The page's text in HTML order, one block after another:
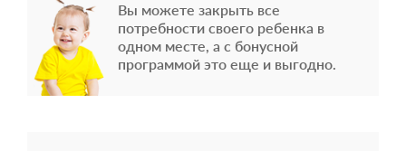
Вы можете закрыть все
потребности своего ребенка в
одном месте, а с бонусной
программой это еще и выгодно.